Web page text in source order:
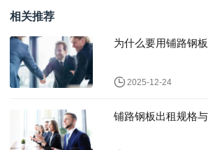
相关推荐
为什么要用铺路钢板
2025-12-24
铺路钢板出租规格